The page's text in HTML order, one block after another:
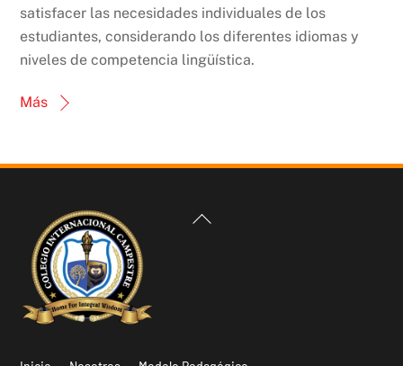
satisfacer las necesidades individuales de los
estudiantes, considerando los diferentes idiomas y
niveles de competencia lingüística.
Más
Back